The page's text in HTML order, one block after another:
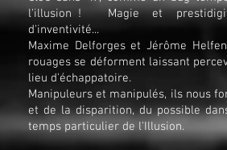
l'illusion !Magie et
d'inventivité...
Maxime Delforges et Jérôme
rouages se déforment laissant
lieu d'échappatoire.
Manipuleurs et manipulés, ils nous
et de la disparition, du possible
temps particulier de l'Illusion.